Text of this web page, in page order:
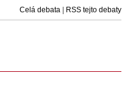
Celá debata RSS tejto debaty